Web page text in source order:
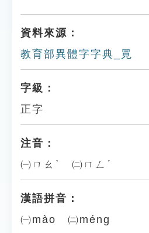
資料來源：
教育部異體字字典_㒻
字級：
正字
注音：
㈠ㄇㄠˋ ㈡ㄇㄥˊ
漢語拼音：
㈠mào ㈡méng